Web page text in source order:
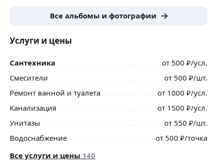
Все альбомы и фотографии
Услуги и цены
Сантехника от 500 ₽/усл.
Смесители
от 500 ₽/шт.
Ремонт ванной и туалета
от 1000 ₽/усл.
Канализация
от 1500 ₽/усл.
Унитазы
от 550 ₽/шт.
Водоснабжение
от 500 ₽/точка
Все услуги и цены 140